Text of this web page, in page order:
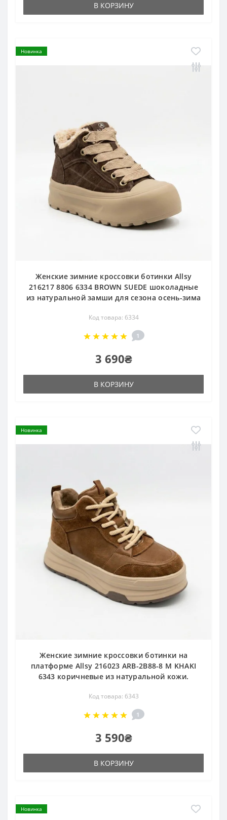
В КОРЗИНУ
Новинка
Женские зимние кроссовки ботинки Allsy
216217 8806 6334 BROWN SUEDE шоколадные
из натуральной замши для сезона осень-зима
Код товара: 6334
1
3 690₴
В КОРЗИНУ
Новинка
Женские зимние кроссовки ботинки на
платформе Allsy 216023 ARB-2B88-8 M KHAKI
6343 коричневые из натуральной кожи.
Код товара: 6343
1
3 590₴
В КОРЗИНУ
Новинка